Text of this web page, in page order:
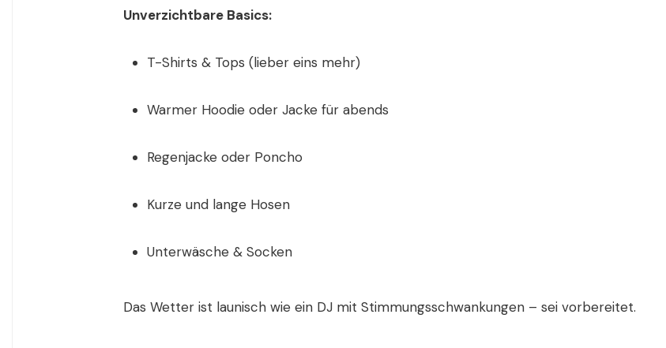
Unverzichtbare Basics:
T-Shirts & Tops (lieber eins mehr)
Warmer Hoodie oder Jacke für abends
Regenjacke oder Poncho
Kurze und lange Hosen
Unterwäsche & Socken
Das Wetter ist launisch wie ein DJ mit Stimmungsschwankungen – sei vorbereitet.